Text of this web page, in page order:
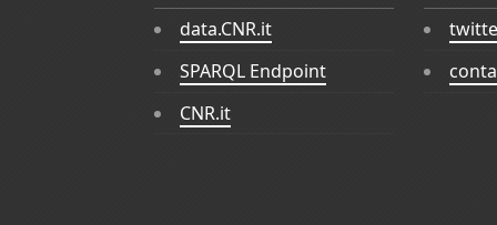
data.CNR.it
SPARQL Endpoint
CNR.it